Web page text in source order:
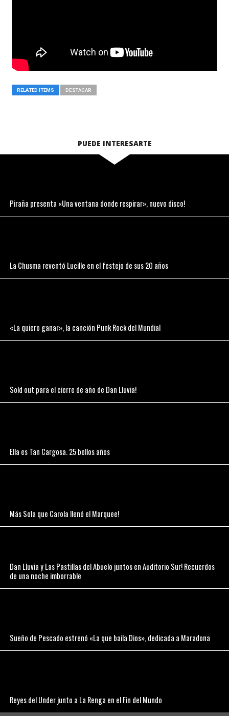
RELATED ITEMS DESTACAR
PUEDE INTERESARTE
Piraña presenta «Una ventana donde respirar», nuevo disco!
La Chusma reventó Lucille en el festejo de sus 20 años
«La quiero ganar», la canción Punk Rock del Mundial
Sold out para el cierre de año de Dan Lluvia!
Ella es Tan Cargosa. 25 bellos años
Más Sola que Carola llenó el Marquee!
Dan Lluvia y Las Pastillas del Abuelo juntos en Auditorio Sur! Recuerdos
de una noche imborrable
Sueño de Pescado estrenó «La que baila Dios», dedicada a Maradona
Reyes del Under junto a La Renga en el Fin del Mundo